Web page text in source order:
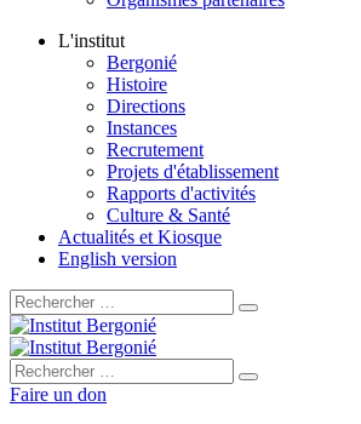
L'institut
Bergonié
Histoire
Directions
Instances
Recrutement
Projets d'établissement
Rapports d'activités
Culture & Santé
Actualités et Kiosque
English version
Rechercher :
Rechercher :
Faire un don